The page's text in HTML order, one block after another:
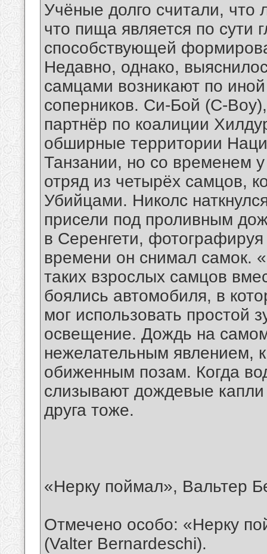
Учёные долго считали, что
что пища является по сути
способствующей
Недавно, однако,
самцами возникают по
соперников. Cи-Бой (С-
партнёр по коалиции
обширные территории
Танзании, но со временем
отряд из четырёх самцов,
Убийцами. Николс
присели под проливным
в Серенгети,
времени он снимал самок.
таких взрослых самцов
боялись автомобиля, в
мог использовать простой
освещение. Дождь на
нежелательным явлением,
обиженным позам. Когда
слизывают дождевые капли
друга тоже.
«Нерку поймал», Вальтер
Отмечено особо: «Нерку
(Valter Bernardeschi).